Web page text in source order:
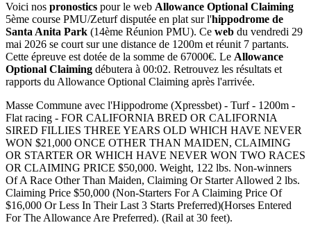
Voici nos pronostics pour le web Allowance Optional Claiming
5ème course PMU/Zeturf disputée en plat sur l'hippodrome de
Santa Anita Park (14ème Réunion PMU). Ce web du vendredi 29
mai 2026 se court sur une distance de 1200m et réunit 7 partants.
Cette épreuve est dotée de la somme de 67000€. Le Allowance
Optional Claiming débutera à 00:02. Retrouvez les résultats et
rapports du Allowance Optional Claiming après l'arrivée.
Masse Commune avec l'Hippodrome (Xpressbet) - Turf - 1200m -
Flat racing - FOR CALIFORNIA BRED OR CALIFORNIA
SIRED FILLIES THREE YEARS OLD WHICH HAVE NEVER
WON $21,000 ONCE OTHER THAN MAIDEN, CLAIMING
OR STARTER OR WHICH HAVE NEVER WON TWO RACES
OR CLAIMING PRICE $50,000. Weight, 122 lbs. Non-winners
Of A Race Other Than Maiden, Claiming Or Starter Allowed 2 lbs.
Claiming Price $50,000 (Non-Starters For A Claiming Price Of
$16,000 Or Less In Their Last 3 Starts Preferred)(Horses Entered
For The Allowance Are Preferred). (Rail at 30 feet).